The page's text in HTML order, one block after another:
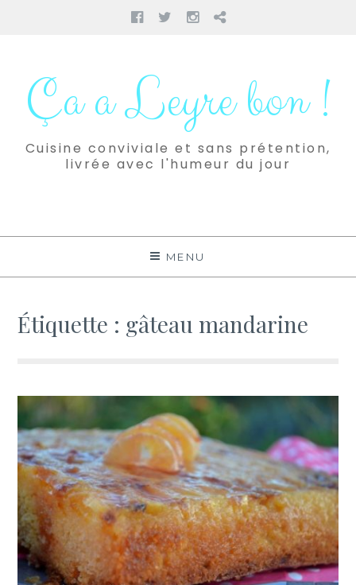
Facebook
TwitterInstagram
Pinterest
contenuÇa a Leyre bon !
Cuisine conviviale et sans prétention,
livrée avec l'humeur du jour
MENU
Étiquette : gâteau mandarine